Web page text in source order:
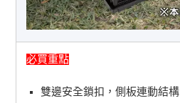
必買重點
雙邊安全鎖扣，側板連動結構